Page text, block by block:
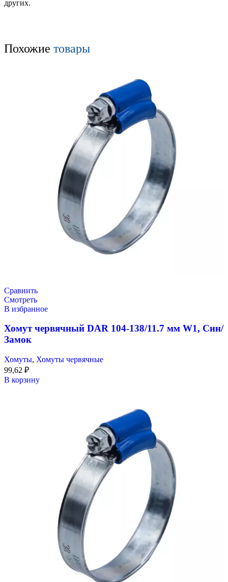
других.
Похожие товары
Сравнить
Смотреть
В избранное
Хомут червячный DAR 104-138/11.7 мм W1, Син/
Замок
Хомуты, Хомуты червячные
99,62 ₽
В корзину